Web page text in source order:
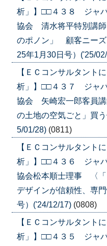
析」】□□４３８ ジャ
協会 清水将平特別講
のポノン」 顧客ニーズ
25年1月30日号）('25/
【ＥＣコンサルタント
析」】□□４３７ ジャ
協会 矢崎宏一郎客員
の土地の空気ごと」買
5/01/28) (0811)
【ＥＣコンサルタント
析」】□□４３６ ジャ
協会松本順士理事 〈「
デザインが信頼性、専
号）('24/12/17) (0808)
【ＥＣコンサルタント
析」】□□４３５ ジャ